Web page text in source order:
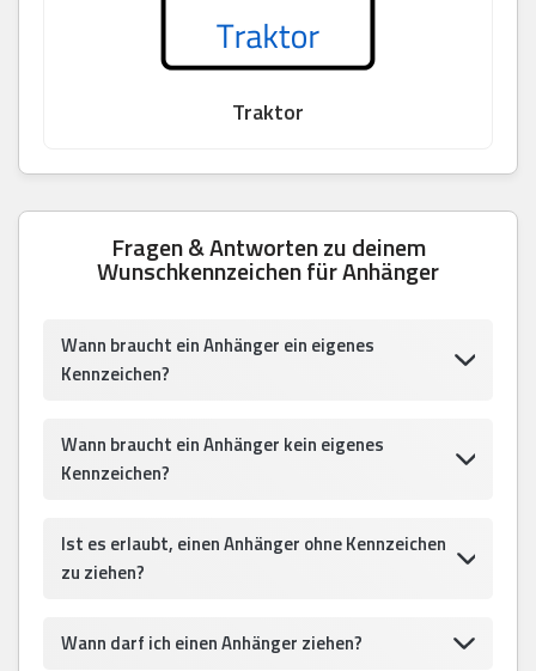
Traktor
Fragen & Antworten zu deinem
Wunschkennzeichen für Anhänger
Wann braucht ein Anhänger ein eigenes
Kennzeichen?
Wann braucht ein Anhänger kein eigenes
Kennzeichen?
Ist es erlaubt, einen Anhänger ohne Kennzeichen
zu ziehen?
Wann darf ich einen Anhänger ziehen?